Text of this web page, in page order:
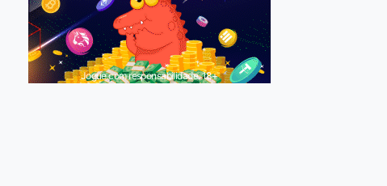
Jogue com responsabilidade. 18+